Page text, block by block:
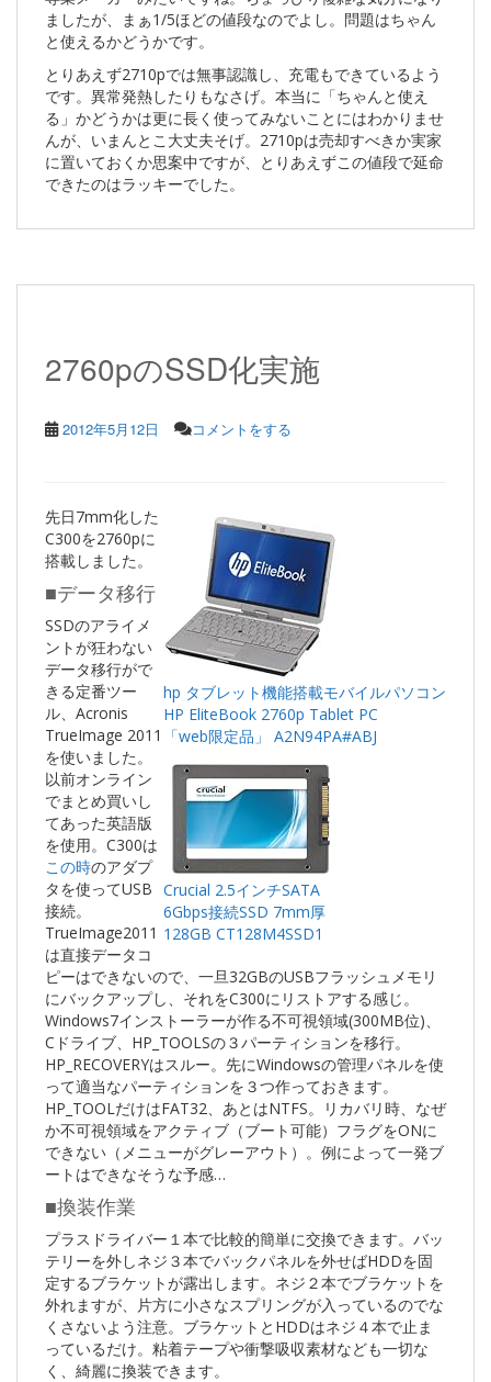
ましたが、まぁ1/5ほどの値段なのでよし。問題はちゃん
と使えるかどうかです。
とりあえず2710pでは無事認識し、充電もできているよう
です。異常発熱したりもなさげ。本当に「ちゃんと使え
る」かどうかは更に長く使ってみないことにはわかりませ
んが、いまんとこ大丈夫そげ。2710pは売却すべきか実家
に置いておくか思案中ですが、とりあえずこの値段で延命
できたのはラッキーでした。
2760pのSSD化実施
2012年5月12日 コメントをする
hp タブレット機能搭載モバイルパソコン
HP EliteBook 2760p Tablet PC
「web限定品」 A2N94PA#ABJ
Crucial 2.5インチSATA
6Gbps接続SSD 7mm厚
128GB CT128M4SSD1
先日7mm化した
C300を2760pに
搭載しました。
■データ移行
SSDのアライメ
ントが狂わない
データ移行がで
きる定番ツー
ル、Acronis
TrueImage 2011
を使いました。
以前オンライン
でまとめ買いし
てあった英語版
を使用。C300は
この時のアダプ
タを使ってUSB
接続。
TrueImage2011
は直接データコ
ピーはできないので、一旦32GBのUSBフラッシュメモリ
にバックアップし、それをC300にリストアする感じ。
Windows7インストーラーが作る不可視領域(300MB位)、
Cドライブ、HP_TOOLSの３パーティションを移行。
HP_RECOVERYはスルー。先にWindowsの管理パネルを使
って適当なパーティションを３つ作っておきます。
HP_TOOLだけはFAT32、あとはNTFS。リカバリ時、なぜ
か不可視領域をアクティブ（ブート可能）フラグをONに
できない（メニューがグレーアウト）。例によって一発ブ
ートはできなそうな予感…
■換装作業
プラスドライバー１本で比較的簡単に交換できます。バッ
テリーを外しネジ３本でバックパネルを外せばHDDを固
定するブラケットが露出します。ネジ２本でブラケットを
外れますが、片方に小さなスプリングが入っているのでな
くさないよう注意。ブラケットとHDDはネジ４本で止ま
っているだけ。粘着テープや衝撃吸収素材なども一切な
く、綺麗に換装できます。